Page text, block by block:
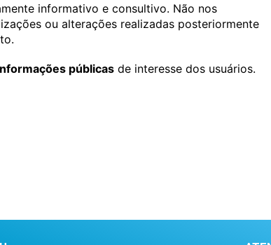
informativo e consultivo. Não nos
ou alterações realizadas posteriormente
públicas de interesse dos usuários.